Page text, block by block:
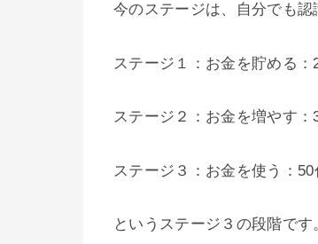
今のステージは、自分でも認
ステージ１：お金を貯める：
ステージ２：お金を増やす：
ステージ３：お金を使う：50
というステージ３の段階です